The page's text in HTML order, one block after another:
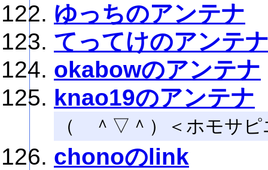
ゆっちのアンテナ
てってけのアンテ
okabowのアンテナ
knao19のアンテナ
（ ＾▽＾）＜ホモサピ
chonoのlink